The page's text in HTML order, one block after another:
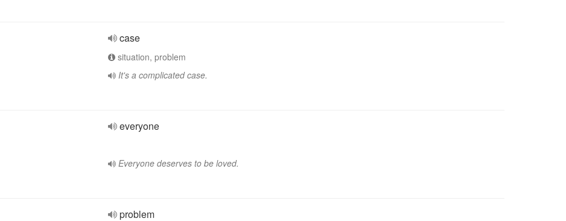
case
situation, problem
It's a complicated case.
everyone
Everyone deserves to be loved.
problem